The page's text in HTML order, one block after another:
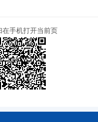
在手机打开当前页